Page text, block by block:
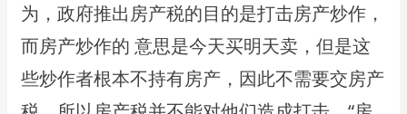
为，政府推出房产税的⽬的是打击房产炒作，
⽽房产炒作的 意思是今天买明天卖，但是这
些炒作者根本不持有房产，因此不需要交房产